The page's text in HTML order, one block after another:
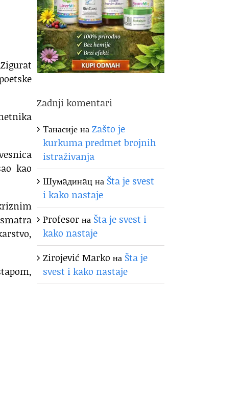
kao
Zadnji komentari
ТанасијенаZašto je
kurkuma predmet brojnih
istraživanja
Шумaдинaцна Šta je svest
i kako nastaje
Profesorна Šta je svest i
kako nastaje
Zirojević Marko на Šta je
svest i kako nastaje